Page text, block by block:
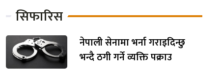
सिफारिस
नेपाली सेनामा भर्ना गराइदिन्छु
भन्दै ठगी गर्ने व्यक्ति पक्राउ